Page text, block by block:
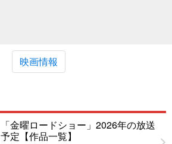
映画情報
「金曜ロードショー」2026年の放送
予定【作品一覧】